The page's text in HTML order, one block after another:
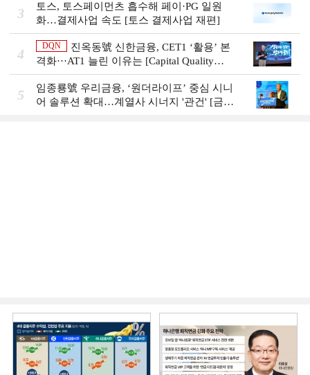
3
토스, 토스페이먼츠 흡수해 페이·PG 일원
화…결제사업 속도 [토스 결제사업 재편]
4
DQN
진옥동號 신한금융, CET1 ‘활용’ 본
격화···AT1 늘린 이유는 [Capital Quality
Review]
5
임종룡號 우리금융, ‘원더라이프’ 중심 시니
어 솔루션 확대…계열사 시너지 '관건' [금융